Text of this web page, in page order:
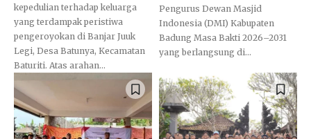
kepedulian terhadap keluarga
yang terdampak peristiwa
pengeroyokan di Banjar Juuk
Legi, Desa Batunya, Kecamatan
Baturiti. Atas arahan...
Pengurus Dewan Masjid
Indonesia (DMI) Kabupaten
Badung Masa Bakti 2026–2031
yang berlangsung di...